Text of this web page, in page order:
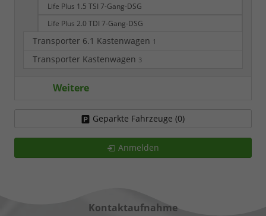
Life Plus 1.5 TSI 7-Gang-DSG
Life Plus 2.0 TDI 7-Gang-DSG
Transporter 6.1 Kastenwagen 1
Transporter Kastenwagen 3
Weitere
Geparkte Fahrzeuge (0)
Anmelden
Kontaktaufnahme